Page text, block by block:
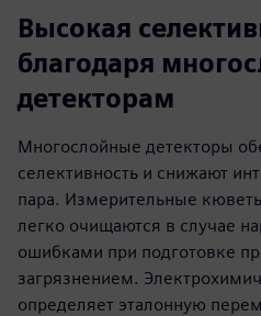
Высокая
благодаря
детекторам
Многослойные детекторы
селективность и снижают
пара. Измерительные
легко очищаются в случае
ошибками при подготовке
загрязнением.
определяет эталонную